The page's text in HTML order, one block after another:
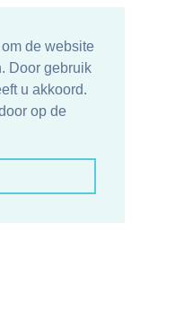
de website
Door gebruik
u akkoord.
op de